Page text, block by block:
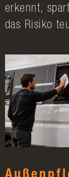
erkennt,
das Risiko